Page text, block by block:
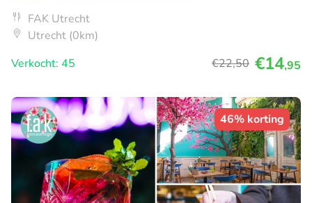
FAK Utrecht
Utrecht (0km)
Verkocht: 45
€22,50 €14,95
46% korting